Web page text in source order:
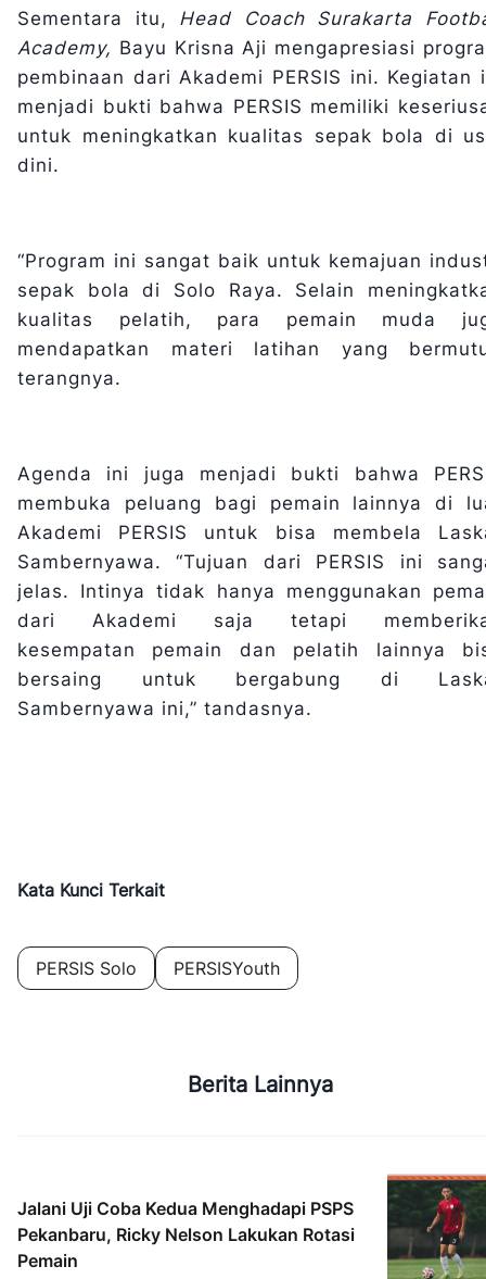
Sementara itu, Head Coach Surakarta
Academy, Bayu Krisna Aji mengapresiasi
pembinaan dari Akademi PERSIS ini. Kegiatan
menjadi bukti bahwa PERSIS memiliki
untuk meningkatkan kualitas sepak bola di
dini.
“Program ini sangat baik untuk kemajuan
sepak bola di Solo Raya. Selain
kualitas pelatih, para pemain muda
mendapatkan materi latihan yang
terangnya.
Agenda ini juga menjadi bukti bahwa
membuka peluang bagi pemain lainnya di
Akademi PERSIS untuk bisa membela
Sambernyawa. “Tujuan dari PERSIS ini
jelas. Intinya tidak hanya menggunakan
dari Akademi saja tetapi
kesempatan pemain dan pelatih lainnya
bersaing untuk bergabung di
Sambernyawa ini,” tandasnya.
Kata Kunci Terkait
PERSIS Solo PERSISYouth
Berita Lainnya
Jalani Uji Coba Kedua Menghadapi PSPS
Pekanbaru, Ricky Nelson Lakukan Rotasi
Pemain